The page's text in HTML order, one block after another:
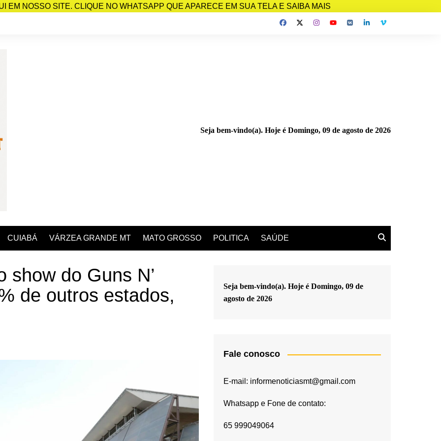
EM NOSSO SITE. CLIQUE NO WHATSAPP QUE APARECE EM SUA TELA E SAIBA MAIS
Seja bem-vindo(a). Hoje é Domingo, 09 de agosto de 2026
CUIABÁ VÁRZEA GRANDE MT MATO GROSSO POLITICA SAÚDE
show do Guns N’
de outros estados,
Seja bem-vindo(a). Hoje é Domingo, 09 de
agosto de 2026
Fale conosco
E-mail: informenoticiasmt@gmail.com
Whatsapp e Fone de contato:
65 999049064